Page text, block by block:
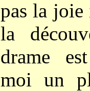
pas la joie
la
drame
moi un